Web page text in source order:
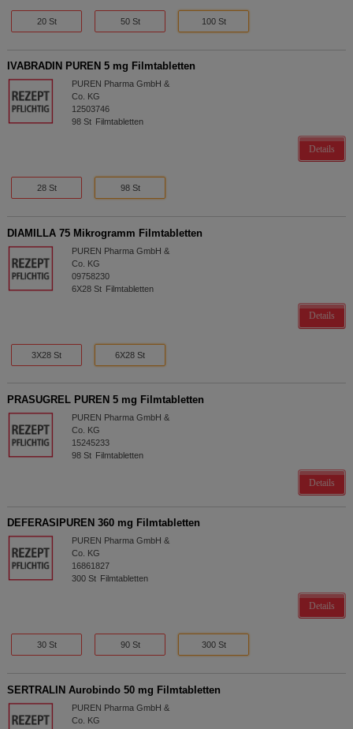
20 St 50 St 100 St
IVABRADIN PUREN 5 mg Filmtabletten
PUREN Pharma GmbH &
Co. KG
12503746
98 St Filmtabletten
Details
28 St 98 St
DIAMILLA 75 Mikrogramm Filmtabletten
PUREN Pharma GmbH &
Co. KG
09758230
6X28 St Filmtabletten
Details
3X28 St 6X28 St
PRASUGREL PUREN 5 mg Filmtabletten
PUREN Pharma GmbH &
Co. KG
15245233
98 St Filmtabletten
Details
DEFERASIPUREN 360 mg Filmtabletten
PUREN Pharma GmbH &
Co. KG
16861827
300 St Filmtabletten
Details
30 St 90 St 300 St
SERTRALIN Aurobindo 50 mg Filmtabletten
PUREN Pharma GmbH &
Co. KG